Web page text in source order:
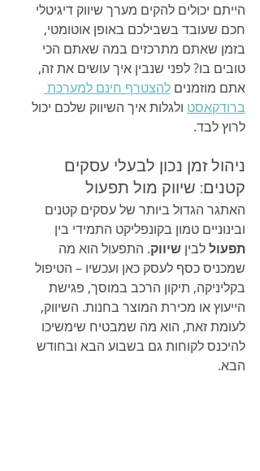
הייתם יכולים להקים מערך שיווק דיגיטלי
חכם שעובד בשבילכם באופן אוטומטי,
בזמן שאתם מתרכזים במה שאתם הכי
טובים בו? לפני שנבין איך עושים את זה,
אתם מוזמנים להצטרף חינם למערכת
ברודקאסט ולגלות איך השיווק שלכם יכול
לרוץ לבד.
ניהול זמן נכון לבעלי עסקים
קטנים: שיווק מול תפעול
האתגר הגדול ביותר של עסקים קטנים
ובינוניים טמון בקונפליקט התמידי בין
תפעול לבין שיווק. התפעול הוא מה
שמכניס כסף לעסק כאן ועכשיו – הטיפול
בקליניקה, תיקון הרכב במוסך, פגישת
הייעוץ או מכירת המוצר בחנות. השיווק,
לעומת זאת, הוא מה שמבטיח שימשיכו
להיכנס לקוחות גם בשבוע הבא ובחודש
הבא.